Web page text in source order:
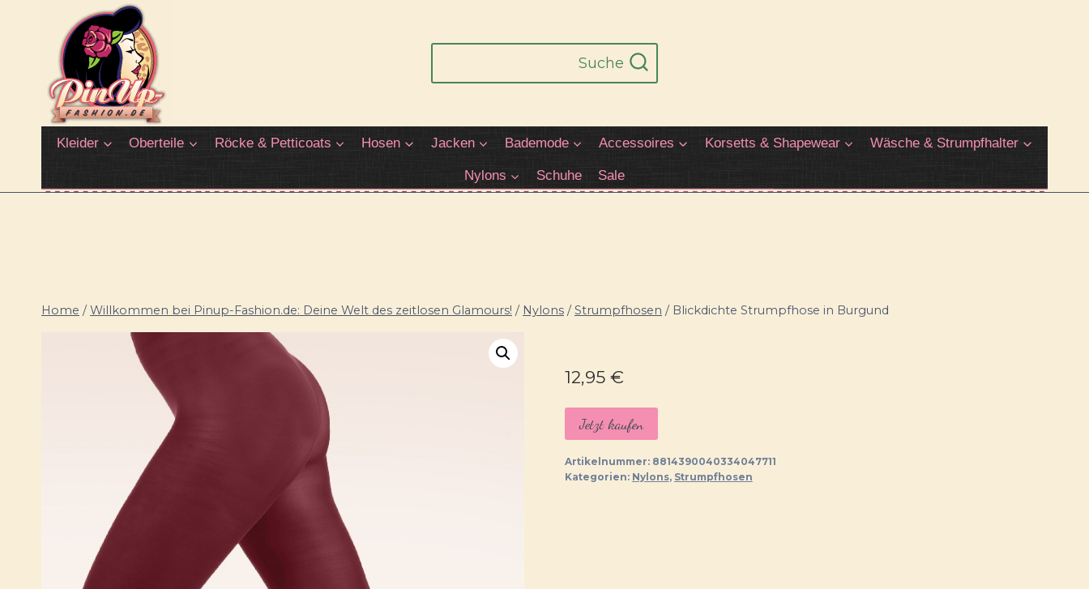
springen
Suche
Kleider Oberteile Röcke & Petticoats Hosen Jacken Bademode Accessoires Korsetts & Shapewear Wäsche & Strumpfhalter
Nylons Schuhe Sale
Home / Willkommen bei Pinup-Fashion.de: Deine Welt des zeitlosen Glamours! / Nylons / Strumpfhosen / Blickdichte Strumpfhose in Burgund
12,95 €
Jetzt kaufen
Artikelnummer: 8814390040334047711
Kategorien: Nylons, Strumpfhosen